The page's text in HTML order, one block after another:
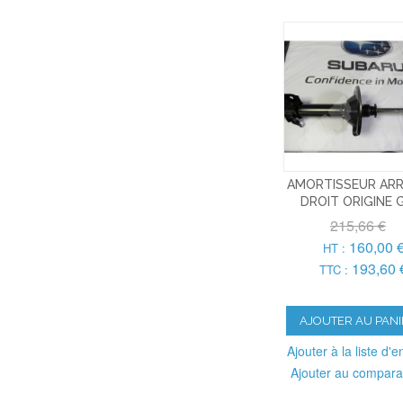
AMORTISSEUR
DROIT ORIGINE
215,66 €
HT : 160,00
TTC : 193,60
AJOUTER AU
Ajouter à la liste
Ajouter au